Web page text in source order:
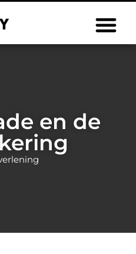
en de